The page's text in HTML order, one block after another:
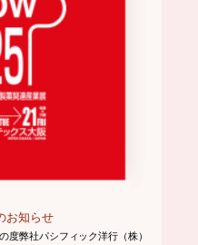
お知らせ
度弊社パシフィック洋行（株）